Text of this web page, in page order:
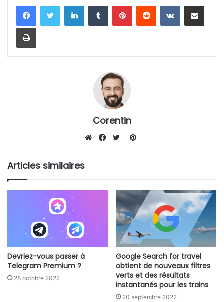
LinkedinTumblr PinterestReddit VKontaktePartager par email
Imprimer
Corentin
Pinterest
Articles similaires
Devriez-vous passer à
Telegram Premium ?
28 octobre 2022
Google Search for travel
obtient de nouveaux filtres
verts et des résultats
instantanés pour les trains
20 septembre 2022